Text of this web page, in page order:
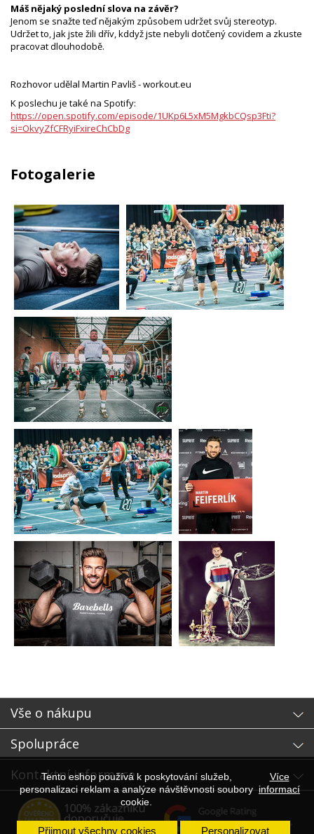
Tento eshop používá k poskytování služeb,
personalizaci reklam a analýze návštěvnosti soubory
cookie.
Více
informací
Přijmout všechny cookies Personalizovat
Máš nějaký poslední slova na závěr?
Jenom se snažte teď nějakým způsobem udržet svůj stereotyp.
Udržet to, jak jste žili dřív, kddyž jste nebyli dotčený covidem a zkuste
pracovat dlouhodobě.
Rozhovor udělal Martin Pavliš - workout.eu
K poslechu je také na Spotify:
https://open.spotify.com/episode/1UKp6L5xM5MgkbCQsp3Fti?
si=OkvyZfCFRyiFxireChCbDg
Fotogalerie
Vše o nákupu
Spolupráce
Kontaktní informace